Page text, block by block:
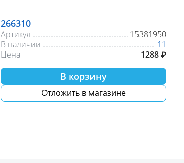
266310
Артикул
15381950
В наличии
11
Цена
1288 ₽
В корзину
Отложить в магазине